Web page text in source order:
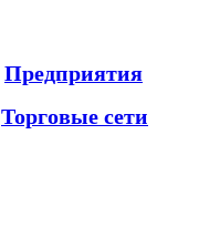
Предприятия
Торговые сети